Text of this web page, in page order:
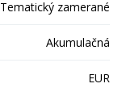
Tematický zamerané
Akumulačná
EUR